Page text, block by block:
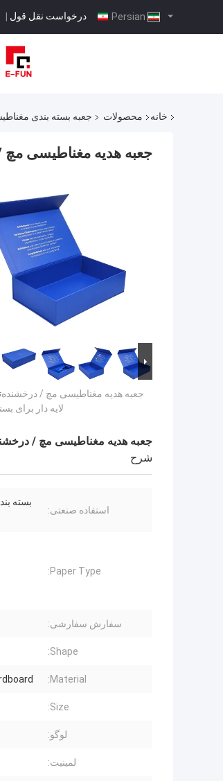
درخواست نقل قول |
خانه محصولات جعبه بسته بندی
جعبه هدیه مغناطیسی مچ
جعبه هدیه مغناطیسی مچ / درخشنده
لایه دار برای
جعبه هدیه مغناطیسی مچ /
شرح
استفاده صنعتی:
بسته
Paper Type:
سفارش سفارشی:
Shape:
Material:
Size:
لوگو:
لمینیت: